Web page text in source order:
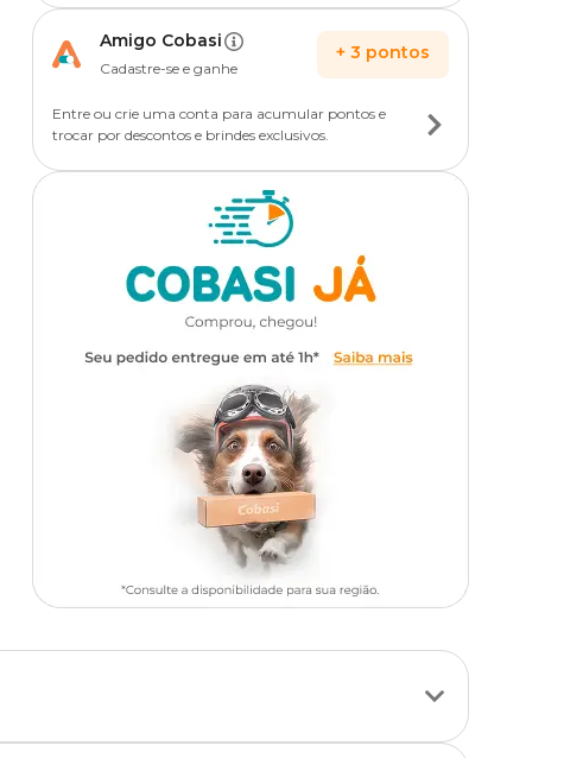
Amigo Cobasi
Cadastre-se e ganhe
+ 3 pontos
Entre ou crie uma conta para acumular pontos e
trocar por descontos e brindes exclusivos.